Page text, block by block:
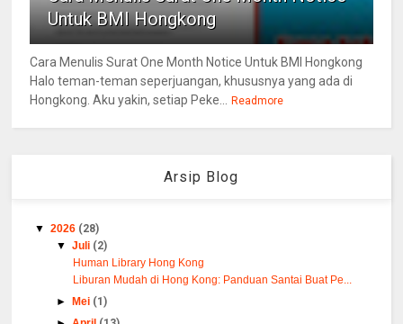
Untuk BMI Hongkong
Cara Menulis Surat One Month Notice Untuk BMI Hongkong
Halo teman-teman seperjuangan, khususnya yang ada di
Hongkong. Aku yakin, setiap Peke... Readmore
Arsip Blog
▼2026 (28)
▼Juli (2)
Human Library Hong Kong
Liburan Mudah di Hong Kong: Panduan Santai Buat Pe...
►
Mei (1)